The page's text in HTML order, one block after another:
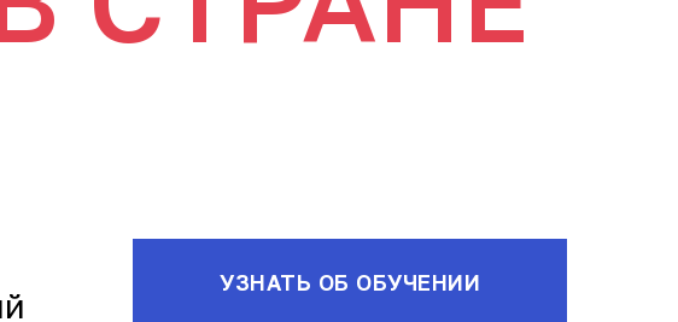
УЗНАТЬ ОБ ОБУЧЕНИИ